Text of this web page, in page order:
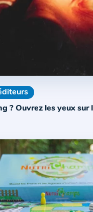
? Ouvrez les yeux sur